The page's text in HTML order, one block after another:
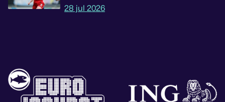
omgedraaid
28 jul 2026